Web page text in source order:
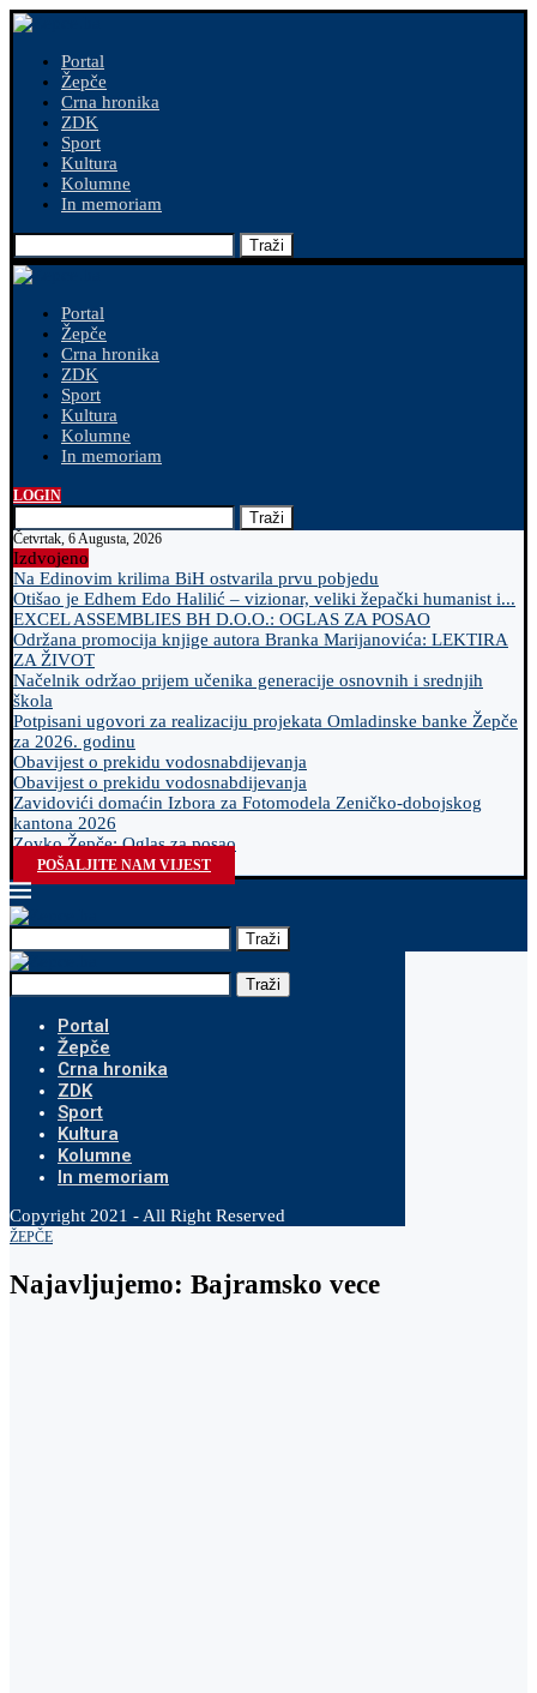
Portal
Žepče
Crna hronika
ZDK
Sport
Kultura
Kolumne
In memoriam
Traži
Portal
Žepče
Crna hronika
ZDK
Sport
Kultura
Kolumne
In memoriam
LOGIN
Traži
Četvrtak, 6 Augusta, 2026
Izdvojeno
Na Edinovim krilima BiH ostvarila prvu pobjedu
Otišao je Edhem Edo Halilić – vizionar, veliki žepački humanist i...
EXCEL ASSEMBLIES BH D.O.O.: OGLAS ZA POSAO
Održana promocija knjige autora Branka Marijanovića: LEKTIRA
ZA ŽIVOT
Načelnik održao prijem učenika generacije osnovnih i srednjih
škola
Potpisani ugovori za realizaciju projekata Omladinske banke Žepče
za 2026. godinu
Obavijest o prekidu vodosnabdijevanja
Obavijest o prekidu vodosnabdijevanja
Zavidovići domaćin Izbora za Fotomodela Zeničko-dobojskog
kantona 2026
Zovko Žepče: Oglas za posao
POŠALJITE NAM VIJEST
Traži
Traži
Portal
Žepče
Crna hronika
ZDK
Sport
Kultura
Kolumne
In memoriam
Copyright 2021 - All Right Reserved
ŽEPČE
Najavljujemo: Bajramsko vece